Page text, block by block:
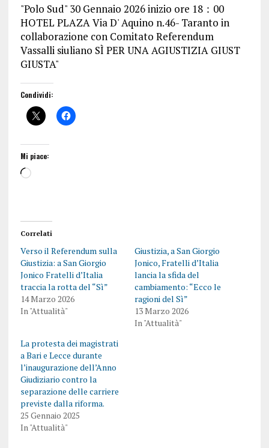
Condividi:
Mi piace:
Correlati
Verso il Referendum sulla
Giustizia: a San Giorgio
Jonico Fratelli d’Italia
traccia la rotta del “Sì”
14 Marzo 2026
In "Attualità"
Giustizia, a San Giorgio
Jonico, Fratelli d’Italia
lancia la sfida del
cambiamento: “Ecco le
ragioni del Sì”
13 Marzo 2026
In "Attualità"
La protesta dei magistrati
a Bari e Lecce durante
l’inaugurazione dell’Anno
Giudiziario contro la
separazione delle carriere
previste dalla riforma.
25 Gennaio 2025
In "Attualità"